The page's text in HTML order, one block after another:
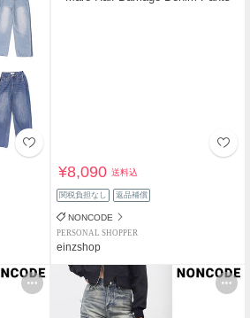
¥8,090送料込
関税負担なし 返品補償
NONCODE
PERSONAL SHOPPER
einzshop